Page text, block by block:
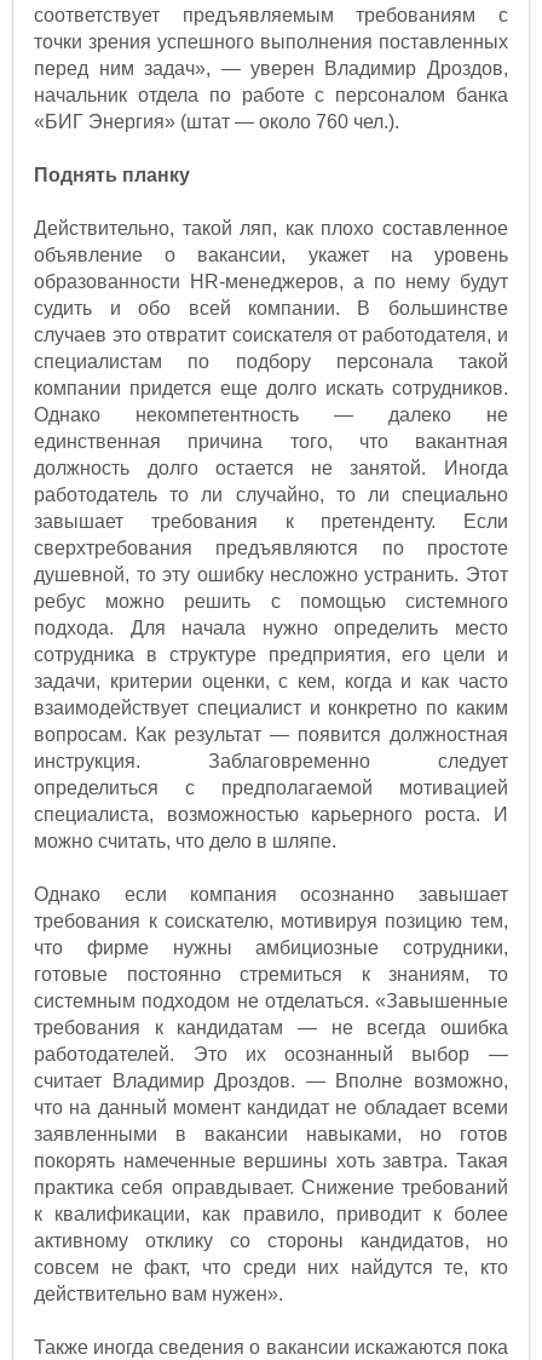
соответствует предъявляемым требованиям с
точки зрения успешного выполнения поставленных
перед ним задач», — уверен Владимир Дроздов,
начальник отдела по работе с персоналом банка
«БИГ Энергия» (штат — около 760 чел.).
Поднять планку
Действительно, такой ляп, как плохо составленное
объявление о вакансии, укажет на уровень
образованности HR-менеджеров, а по нему будут
судить и обо всей компании. В большинстве
случаев это отвратит соискателя от работодателя, и
специалистам по подбору персонала такой
компании придется еще долго искать сотрудников.
Однако некомпетентность — далеко не
единственная причина того, что вакантная
должность долго остается не занятой. Иногда
работодатель то ли случайно, то ли специально
завышает требования к претенденту. Если
сверхтребования предъявляются по простоте
душевной, то эту ошибку несложно устранить. Этот
ребус можно решить с помощью системного
подхода. Для начала нужно определить место
сотрудника в структуре предприятия, его цели и
задачи, критерии оценки, с кем, когда и как часто
взаимодействует специалист и конкретно по каким
вопросам. Как результат — появится должностная
инструкция. Заблаговременно следует
определиться с предполагаемой мотивацией
специалиста, возможностью карьерного роста. И
можно считать, что дело в шляпе.
Однако если компания осознанно завышает
требования к соискателю, мотивируя позицию тем,
что фирме нужны амбициозные сотрудники,
готовые постоянно стремиться к знаниям, то
системным подходом не отделаться. «Завышенные
требования к кандидатам — не всегда ошибка
работодателей. Это их осознанный выбор —
считает Владимир Дроздов. — Вполне возможно,
что на данный момент кандидат не обладает всеми
заявленными в вакансии навыками, но готов
покорять намеченные вершины хоть завтра. Такая
практика себя оправдывает. Снижение требований
к квалификации, как правило, приводит к более
активному отклику со стороны кандидатов, но
совсем не факт, что среди них найдутся те, кто
действительно вам нужен».
Также иногда сведения о вакансии искажаются пока